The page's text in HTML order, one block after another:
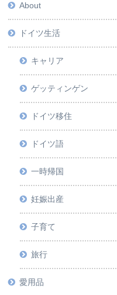
About
ドイツ生活
キャリア
ゲッティンゲン
ドイツ移住
ドイツ語
一時帰国
妊娠出産
子育て
旅行
愛用品